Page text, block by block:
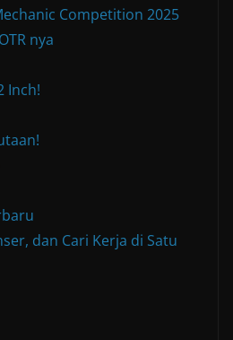
Competition 2025
nya
Inch!
dan Cari Kerja di Satu